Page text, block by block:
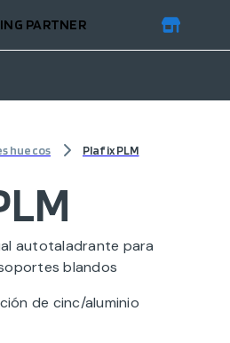
PARTNER
huecos
Plafix PLM
autotaladrante para
blandos
de cinc/aluminio